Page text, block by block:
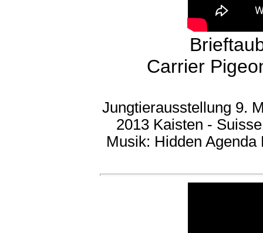
Carrier
Jungtierausstellung 9.
2013 Kaisten -
Musik: Hidden